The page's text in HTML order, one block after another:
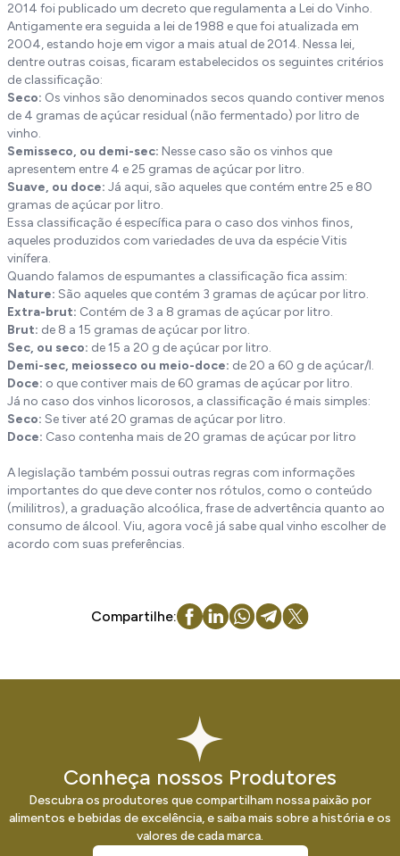
2014 foi publicado um decreto que regulamenta a Lei do Vinho.
Antigamente era seguida a lei de 1988 e que foi atualizada em
2004, estando hoje em vigor a mais atual de 2014. Nessa lei,
dentre outras coisas, ficaram estabelecidos os seguintes critérios
de classificação:
Seco: Os vinhos são denominados secos quando contiver menos
de 4 gramas de açúcar residual (não fermentado) por litro de
vinho.
Semisseco, ou demi-sec: Nesse caso são os vinhos que
apresentem entre 4 e 25 gramas de açúcar por litro.
Suave, ou doce: Já aqui, são aqueles que contém entre 25 e 80
gramas de açúcar por litro.
Essa classificação é específica para o caso dos vinhos finos,
aqueles produzidos com variedades de uva da espécie Vitis
vinífera.
Quando falamos de espumantes a classificação fica assim:
Nature: São aqueles que contém 3 gramas de açúcar por litro.
Extra-brut: Contém de 3 a 8 gramas de açúcar por litro.
Brut: de 8 a 15 gramas de açúcar por litro.
Sec, ou seco: de 15 a 20 g de açúcar por litro.
Demi-sec, meiosseco ou meio-doce: de 20 a 60 g de açúcar/l.
Doce: o que contiver mais de 60 gramas de açúcar por litro.
Já no caso dos vinhos licorosos, a classificação é mais simples:
Seco: Se tiver até 20 gramas de açúcar por litro.
Doce: Caso contenha mais de 20 gramas de açúcar por litro
A legislação também possui outras regras com informações
importantes do que deve conter nos rótulos, como o conteúdo
(mililitros), a graduação alcoólica, frase de advertência quanto ao
consumo de álcool. Viu, agora você já sabe qual vinho escolher de
acordo com suas preferências.
Compartilhe:
Conheça nossos Produtores
Descubra os produtores que compartilham nossa paixão por
alimentos e bebidas de excelência, e saiba mais sobre a história e os
valores de cada marca.